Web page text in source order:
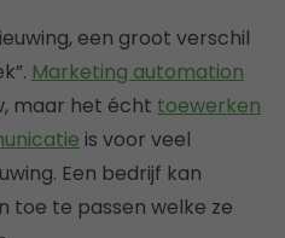
een groot verschil
Marketing automation
maar het écht toewerken
is voor veel
Een bedrijf kan
toe te passen welke ze